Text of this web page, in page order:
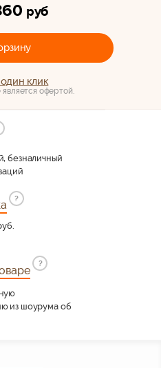
руб
один клик
офертой.
безналичный
?
?
из шоурума об